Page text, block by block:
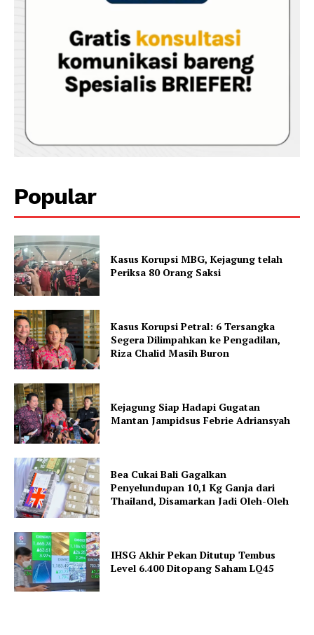
Popular
Kasus Korupsi MBG, Kejagung telah
Periksa 80 Orang Saksi
Kasus Korupsi Petral: 6 Tersangka
Segera Dilimpahkan ke Pengadilan,
Riza Chalid Masih Buron
Kejagung Siap Hadapi Gugatan
Mantan Jampidsus Febrie Adriansyah
Bea Cukai Bali Gagalkan
Penyelundupan 10,1 Kg Ganja dari
Thailand, Disamarkan Jadi Oleh-Oleh
IHSG Akhir Pekan Ditutup Tembus
Level 6.400 Ditopang Saham LQ45